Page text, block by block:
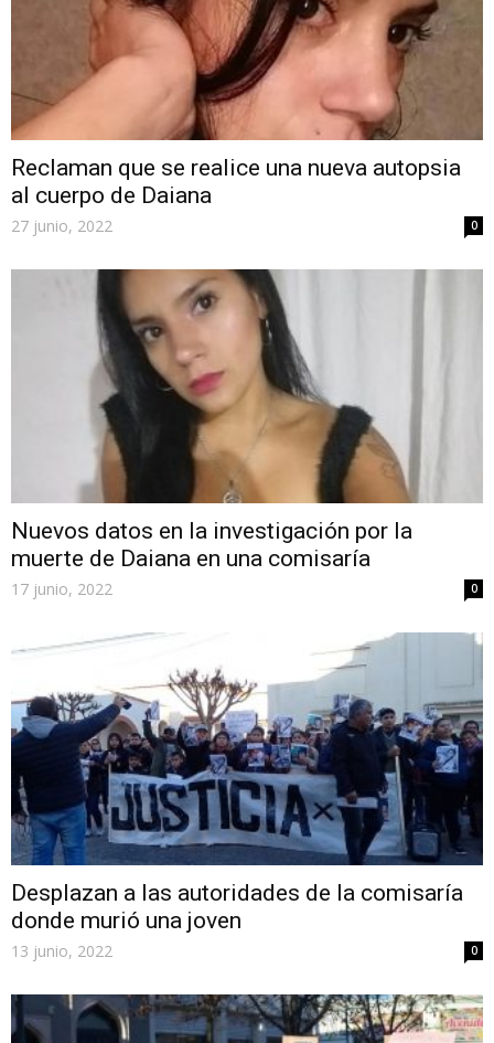
Reclaman que se realice una nueva autopsia
al cuerpo de Daiana
27 junio, 2022 0
Nuevos datos en la investigación por la
muerte de Daiana en una comisaría
17 junio, 2022 0
Desplazan a las autoridades de la comisaría
donde murió una joven
13 junio, 2022 0